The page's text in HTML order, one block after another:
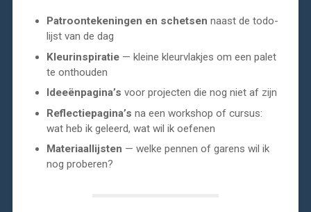
Patroontekeningen en schetsen naast de todo-
lijst van de dag
Kleurinspiratie— kleine kleurvlakjes om een palet
te onthouden
Ideeënpagina’s voor projecten die nog niet af zijn
Reflectiepagina’s na een workshop of cursus:
wat heb ik geleerd, wat wil ik oefenen
Materiaallijsten — welke pennen of garens wil ik
nog proberen?